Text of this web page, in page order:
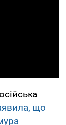
що